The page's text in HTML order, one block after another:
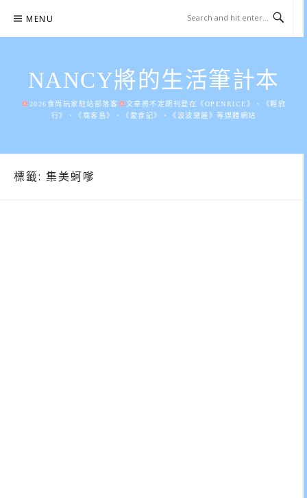
content
MENU
NANCY將的生活筆計本
2026食尚玩家駐站部落客
文章將不定期刊登在《OPENRICE》、《輕旅
行》、《窩客島》、《愛食記》、《波波黛麗》等媒體網站
標籤: 集美蚵嗲